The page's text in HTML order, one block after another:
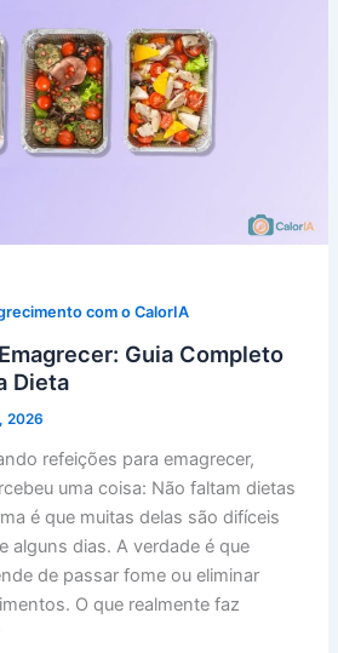
com o CalorIA
Guia Completo
Dieta
2026
refeições para emagrecer,
uma coisa: Não faltam dietas
é que muitas delas são difíceis
alguns dias. A verdade é que
de passar fome ou eliminar
O que realmente faz